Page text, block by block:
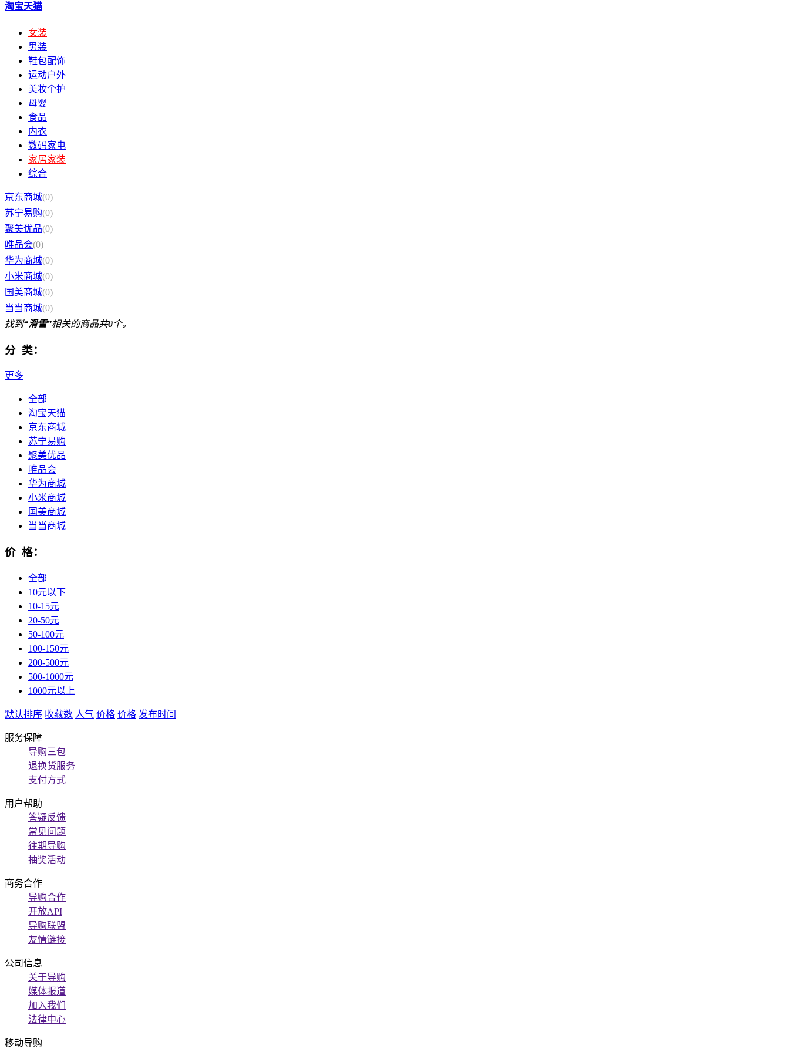
淘宝天猫
女装
男装
鞋包配饰
运动户外
美妆个护
母婴
食品
内衣
数码家电
家居家装
综合
京东商城(0)
苏宁易购(0)
聚美优品(0)
唯品会(0)
华为商城(0)
小米商城(0)
国美商城(0)
当当商城(0)
找到“滑雪”相关的商品共0个。
分 类：
更多
全部
淘宝天猫
京东商城
苏宁易购
聚美优品
唯品会
华为商城
小米商城
国美商城
当当商城
价 格：
全部
10元以下
10-15元
20-50元
50-100元
100-150元
200-500元
500-1000元
1000元以上
默认排序 收藏数 人气 价格 价格 发布时间
服务保障
导购三包
退换货服务
支付方式
用户帮助
答疑反馈
常见问题
往期导购
抽奖活动
商务合作
导购合作
开放API
导购联盟
友情链接
公司信息
关于导购
媒体报道
加入我们
法律中心
移动导购